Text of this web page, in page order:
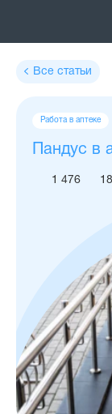
Все статьи
Пандус в
Теги
Работа в аптеке
1 476